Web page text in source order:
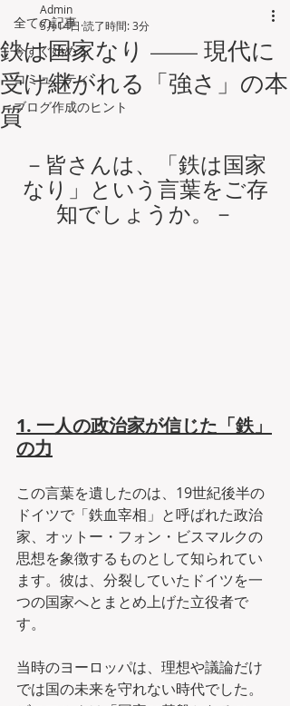
全ての記事
今すぐ始める
コミュニティ
ブログ作成のヒント
鉄は国家なり —— 現代に
受け継がれる「強さ」の本
質
Admin
5月14日 読了時間: 3分
－皆さんは、「鉄は国家
なり」という言葉をご存
知でしょうか。－
1. 一人の政治家が信じた「鉄」
の力
この言葉を遺したのは、19世紀後半の
ドイツで「鉄血宰相」と呼ばれた政治
家、オットー・フォン・ビスマルクの
思想を象徴するものとして知られてい
ます。彼は、分裂していたドイツを一
つの国家へとまとめ上げた立役者で
す。
当時のヨーロッパは、理想や議論だけ
では国の未来を守れない時代でした。